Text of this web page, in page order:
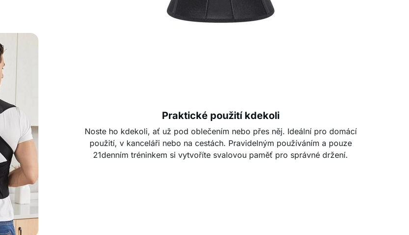
Praktické použití kdekoli
Noste ho kdekoli, ať už pod oblečením nebo přes něj. Ideální pro domácí
použití, v kanceláři nebo na cestách. Pravidelným používáním a pouze
21denním tréninkem si vytvoříte svalovou paměť pro správné držení.